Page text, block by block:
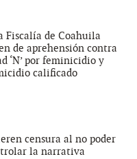
Fiscalía de Coahuila
de aprehensión contra
‘N’ por feminicidio y
calificado
censura al no poder
la narrativa